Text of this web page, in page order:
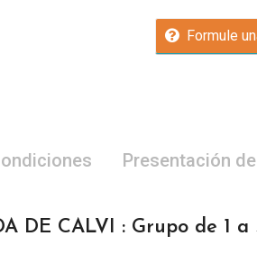
Formule
Presentación
DE CALVI : Grupo de 1 a